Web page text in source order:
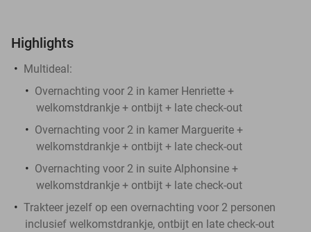
Highlights
Multideal:
Overnachting voor 2 in kamer Henriette +
welkomstdrankje + ontbijt + late check-out
Overnachting voor 2 in kamer Marguerite +
welkomstdrankje + ontbijt + late check-out
Overnachting voor 2 in suite Alphonsine +
welkomstdrankje + ontbijt + late check-out
Trakteer jezelf op een overnachting voor 2 personen
inclusief welkomstdrankje, ontbijt en late check-out